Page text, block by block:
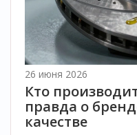
26 июня 2026
Кто
правда о
качестве